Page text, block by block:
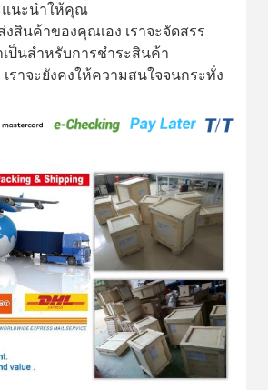
นะนําให้คุณ
สินค้าของคุณเอง เราจะจัดสรร
ป็นสําหรับการชําระสินค้า
เราจะยังคงให้ความสนใจจนกระทั่ง